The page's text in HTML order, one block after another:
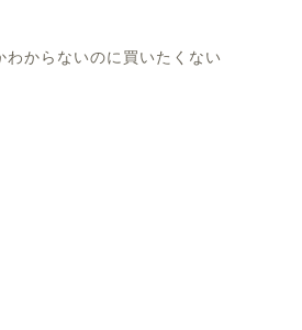
からないのに買いたくない